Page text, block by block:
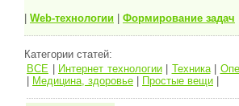
Web-технологии Формирование задач
Категории статей:
ВСЕ
Интернет технологии| Техника|
Медицина, здоровье Простые вещи